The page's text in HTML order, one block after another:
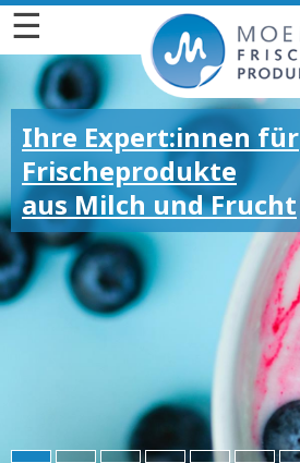
☰
Ihre Expert:innen für
Frischeprodukte
aus Milch und Frucht